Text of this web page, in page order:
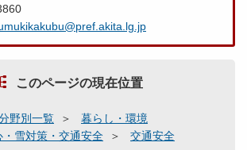
このページの現在位置
野別一覧
暮らし・環境
・雪対策・交通安全
交通安全